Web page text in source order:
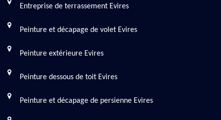
Entreprise de terrassement Evires
Peinture et décapage de volet Evires
Peinture extérieure Evires
Peinture dessous de toit Evires
Peinture et décapage de persienne Evires